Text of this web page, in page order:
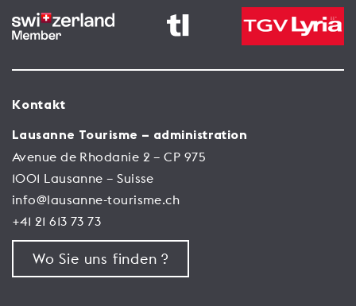
Kontakt
Lausanne Tourisme – administration
Avenue de Rhodanie 2 – CP 975
1001 Lausanne – Suisse
info@lausanne-tourisme.ch
+41 21 613 73 73
Wo Sie uns finden ?